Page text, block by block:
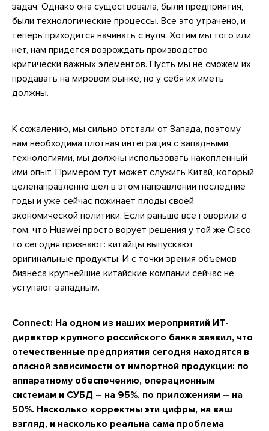
задач. Однако она существовала, были предприятия,
были технологические процессы. Все это утрачено, и
теперь приходится начинать с нуля. Хотим мы того или
нет, нам придется возрождать производство
критически важных элементов. Пусть мы не сможем их
продавать на мировом рынке, но у себя их иметь
должны.
К сожалению, мы сильно отстали от Запада, поэтому
нам необходима плотная интеграция с западными
технологиями, мы должны использовать накопленный
ими опыт. Примером тут может служить Китай, который
целенаправленно шел в этом направлении последние
годы и уже сейчас пожинает плоды своей
экономической политики. Если раньше все говорили о
том, что Huawei просто ворует решения у той же Cisco,
то сегодня признают: китайцы выпускают
оригинальные продукты. И с точки зрения объемов
бизнеса крупнейшие китайские компании сейчас не
уступают западным.
Connect: На одном из наших мероприятий ИТ-
директор крупного российского банка заявил, что
отечественные предприятия сегодня находятся в
опасной зависимости от импортной продукции: по
аппаратному обеспечению, операционным
системам и СУБД – на 95%, по приложениям – на
50%. Насколько корректны эти цифры, на ваш
взгляд, и насколько реальна сама проблема